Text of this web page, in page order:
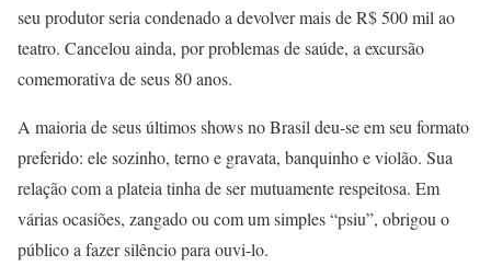
seu produtor seria condenado a devolver mais de R$ 500 mil ao
teatro. Cancelou ainda, por problemas de saúde, a excursão
comemorativa de seus 80 anos.
A maioria de seus últimos shows no Brasil deu-se em seu formato
preferido: ele sozinho, terno e gravata, banquinho e violão. Sua
relação com a plateia tinha de ser mutuamente respeitosa. Em
várias ocasiões, zangado ou com um simples “psiu”, obrigou o
público a fazer silêncio para ouvi-lo.